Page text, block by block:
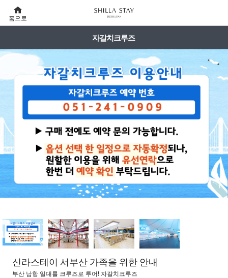
홈으로
자갈치크루즈
신라스테이 서부산 가족을 위한 안내
부산 남항 일대를 크루즈로 투어! 자갈치크루즈